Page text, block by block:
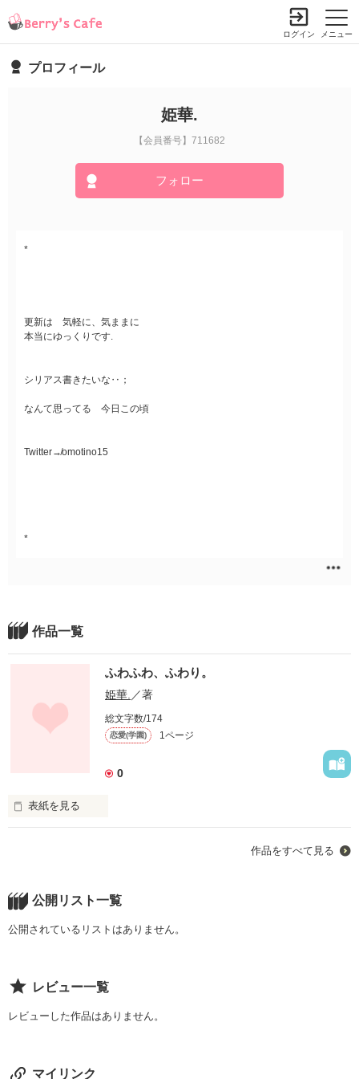
メニュー
ログイン
プロフィール
姫華.
【会員番号】711682
フォロー
*
更新は 気軽に、気ままに
本当にゆっくりです.
シリアス書きたいな‥；
なんて思ってる 今日この頃
Twitter↛omotino15
*
作品一覧
ふわふわ、ふわり。
姫華. ／著
総文字数/174
恋愛(学園) 1ページ
0
表紙を見る
ずーっと好きだった同じ部活の先輩。
に、彼女がいる と知った春。
＿＿＿＿＿＿＿＿＿＿＿＿＿＿＿＿＿
作品をすべて見る
公開リスト一覧
公開されているリストはありません。
レビュー一覧
レビューした作品はありません。
マイリンク